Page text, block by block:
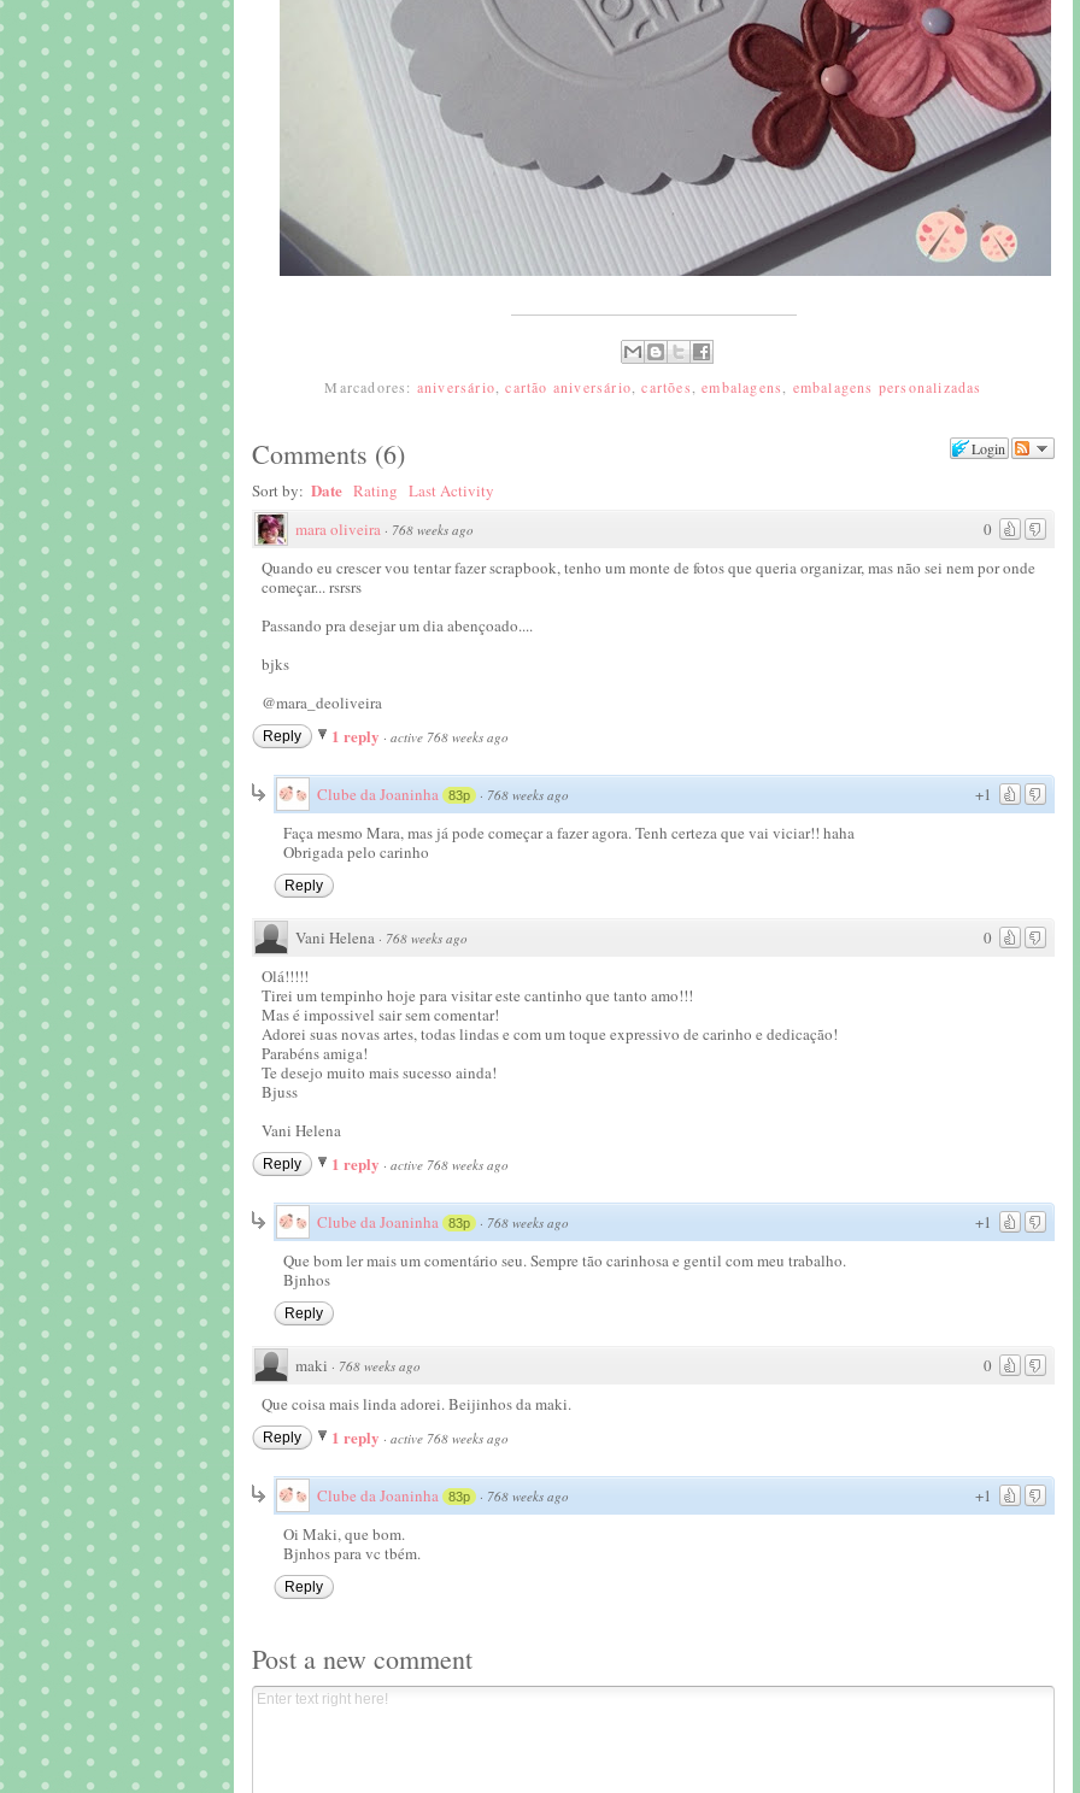
Marcadores: aniversário ,cartão aniversário ,cartões ,embalagens embalagens personalizadas
Login
Comments (6)
Sort by: Date Rating Last Activity
0
mara oliveira · 768 weeks ago
Quando eu crescer vou tentar fazer scrapbook, tenho um monte de fotos que queria organizar, mas não sei nem por onde
começar... rsrsrs
Passando pra desejar um dia abençoado....
bjks
@mara_deoliveira
Reply 1 reply · active 768 weeks ago
+1
Clube da Joaninha 83p · 768 weeks ago
Faça mesmo Mara, mas já pode começar a fazer agora. Tenh certeza que vai viciar!! haha
Obrigada pelo carinho
Reply
0
Vani Helena · 768 weeks ago
Olá!!!!!
Tirei um tempinho hoje para visitar este cantinho que tanto amo!!!
Mas é impossivel sair sem comentar!
Adorei suas novas artes, todas lindas e com um toque expressivo de carinho e dedicação!
Parabéns amiga!
Te desejo muito mais sucesso ainda!
Bjuss
Vani Helena
Reply 1 reply · active 768 weeks ago
+1
Clube da Joaninha 83p · 768 weeks ago
Que bom ler mais um comentário seu. Sempre tão carinhosa e gentil com meu trabalho.
Bjnhos
Reply
0
maki · 768 weeks ago
Que coisa mais linda adorei. Beijinhos da maki.
Reply 1 reply · active 768 weeks ago
+1
Clube da Joaninha 83p · 768 weeks ago
Oi Maki, que bom.
Bjnhos para vc tbém.
Reply
Post a new comment